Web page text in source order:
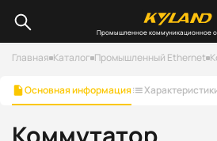
Промышленное коммуникационное
Главная Каталог Промышленный Ethernet
Основная информация